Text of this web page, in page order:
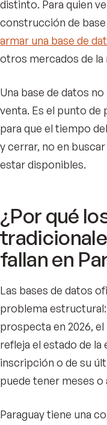
distinto. Para quien
construcción de base
armar una base de
otros mercados de la
Una base de datos
venta. Es el punto de
para que el tiempo
y cerrar, no en
estar disponibles.
¿Por qué
fallan en
Las bases de datos
problema
prospecta en 2026,
refleja el estado de
inscripción o de su
puede tener meses o
Paraguay tiene una